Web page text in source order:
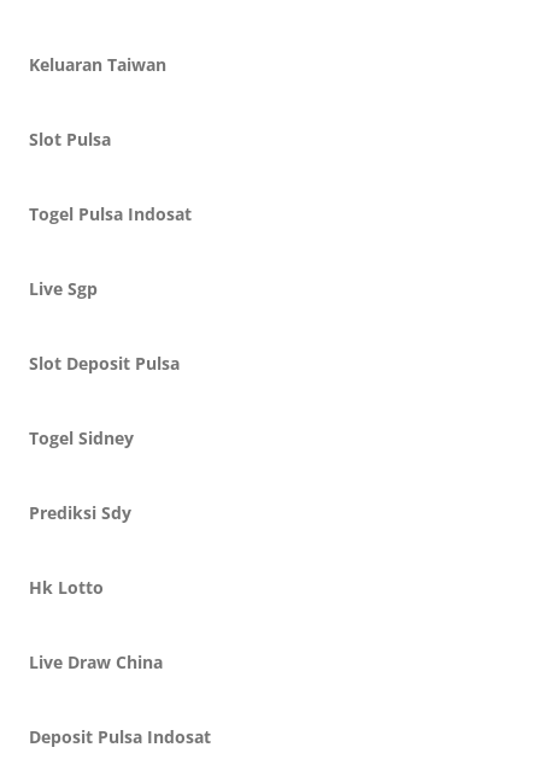
Keluaran Taiwan
Slot Pulsa
Togel Pulsa Indosat
Live Sgp
Slot Deposit Pulsa
Togel Sidney
Prediksi Sdy
Hk Lotto
Live Draw China
Deposit Pulsa Indosat